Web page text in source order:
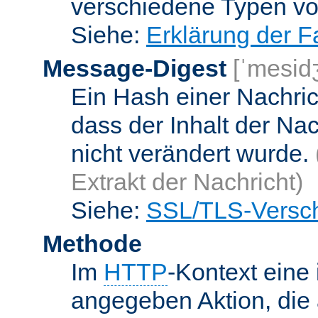
verschiedene Typen
Siehe: Erklärung der
Message-Digest
Ein Hash einer
dass der Inhalt der
nicht verändert wurde.
Extrakt der Nachricht)
Siehe: SSL/TLS-
Methode
Im HTTP-Kontext eine
angegeben Aktion,